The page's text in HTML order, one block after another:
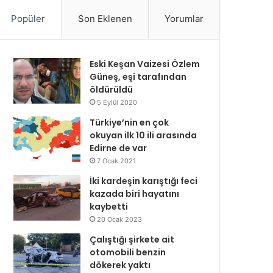
Popüler Son Eklenen Yorumlar
Eski Keşan Vaizesi Özlem
Güneş, eşi tarafından
öldürüldü
5 Eylül 2020
Türkiye’nin en çok
okuyan ilk 10 ili arasında
Edirne de var
7 Ocak 2021
İki kardeşin karıştığı feci
kazada biri hayatını
kaybetti
20 Ocak 2023
Çalıştığı şirkete ait
otomobili benzin
dökerek yaktı